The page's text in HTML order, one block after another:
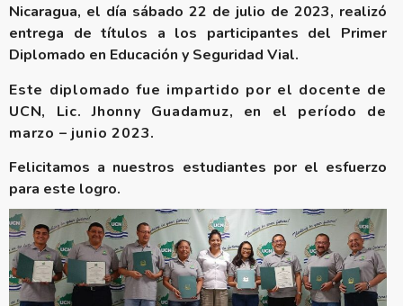
Nicaragua, el día sábado 22 de julio de 2023, realizó
entrega de títulos a los participantes del Primer
Diplomado en Educación y Seguridad Vial.
Este diplomado fue impartido por el docente de
UCN, Lic. Jhonny Guadamuz, en el período de
marzo – junio 2023.
Felicitamos a nuestros estudiantes por el esfuerzo
para este logro.